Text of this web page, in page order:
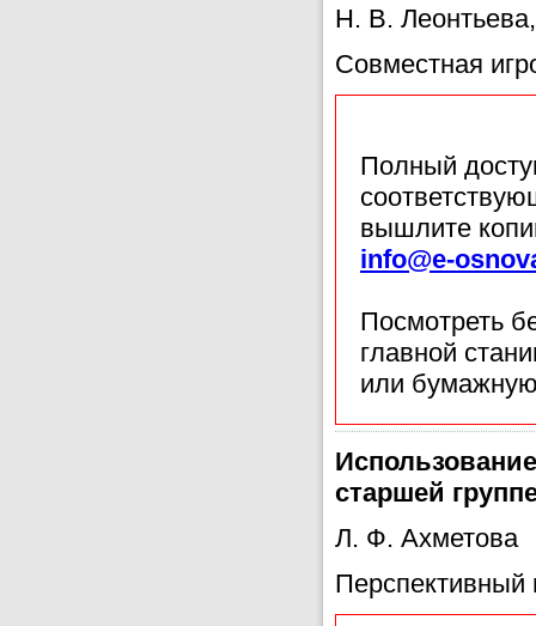
Н. В.
Совместная
Полный
вышлите
info@e-
Посмотреть
главной
или
старшей
Л. Ф. Ахметова
Перспективный